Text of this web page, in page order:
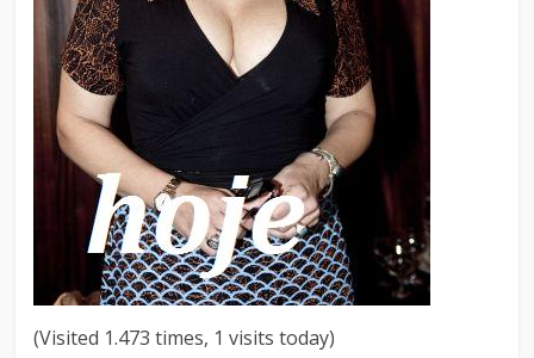
(Visited 1.473 times, 1 visits today)